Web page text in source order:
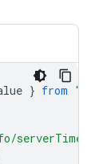
} from